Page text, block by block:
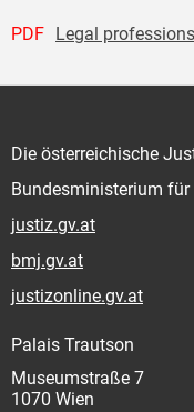
PDF Legal
Die österreichische
Bundesministerium
justiz.gv.at
bmj.gv.at
justizonline.gv.at
Palais Trautson
Museumstraße 7
1070 Wien